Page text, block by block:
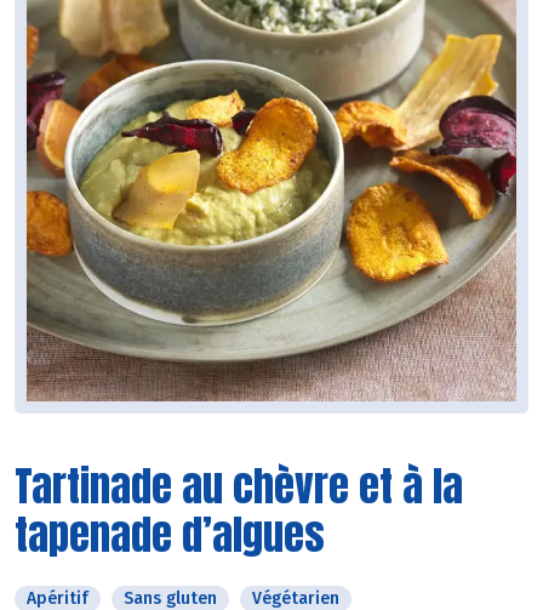
Tartinade au chèvre et à la
tapenade d’algues
Apéritif Sans gluten Végétarien